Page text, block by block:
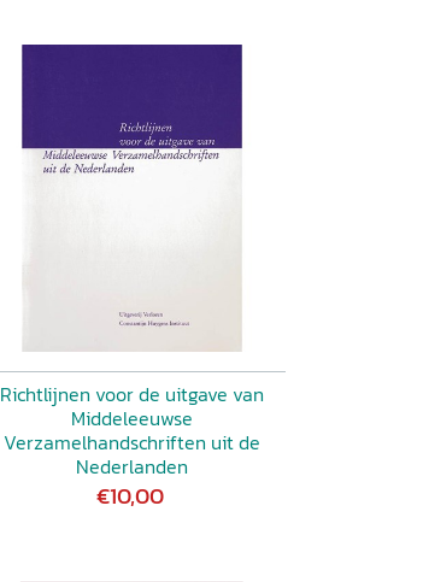
Richtlijnen voor de uitgave van
Middeleeuwse
Verzamelhandschriften uit de
Nederlanden
€10,00